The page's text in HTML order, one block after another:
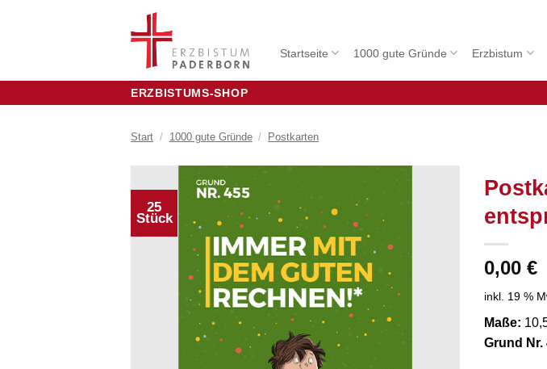
Startseite 1000 gute Gründe Erzbistum
ERZBISTUMS-SHOP
Start / 1000 gute Gründe / Postkarten
25
Stück
0,00 €
inkl. 19 %
Maße:
Grund Nr.